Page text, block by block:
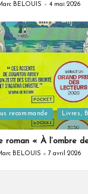
BELOUIS 4 mai 2026
recommande Livres,
roman « À l’ombre
BELOUIS 7 avril 2026